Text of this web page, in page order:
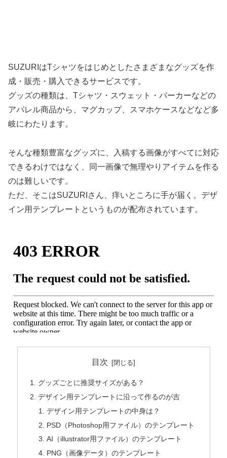
SUZURIはTシャツをはじめとしたさまざまなグッズを作
成・販売・購入できるサービスです。
グッズの種類は、Tシャツ・スウェット・パーカーなどの
アパレル商品から、マグカップ、スマホケースなどなど多
岐にわたります。
そんな種類豊富なグッズに、入稿する画像がすべてに対応
できるわけではなく、同一画像で無理やりアイテムを作る
のは難しいです。
ただ、そこはSUZURIさん、痒いところに手が届く。デザ
イン用テンプレートというものが配布されています。
目次
グッズごとに推奨サイズがある？
デザイン用テンプレートに沿って作るのが吉
デザイン用テンプレートの中身は？
PSD（Photoshop用ファイル）のテンプレート
AI（illustrator用ファイル）のテンプレート
PNG（画像データ）のテンプレート